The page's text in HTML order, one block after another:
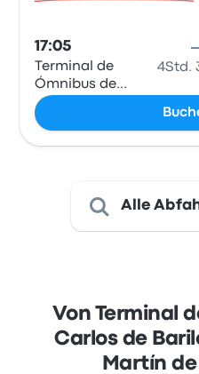
17:05
Terminal de
Ómnibus de
Bariloche
4Std.
Alle
Von Terminal
Carlos de
Martín